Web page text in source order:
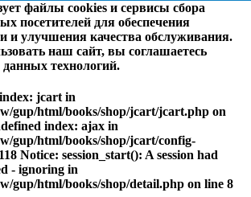
файлы cookies и сервисы сбора
посетителей для обеспечения
и улучшения качества обслуживания.
наш сайт, вы соглашаетесь
данных технологий.
jcart in
gup/html/books/shop/jcart/jcart.php on
index: ajax in
gup/html/books/shop/jcart/config-
Notice: session_start(): A session had
- ignoring in
gup/html/books/shop/detail.php on line 8